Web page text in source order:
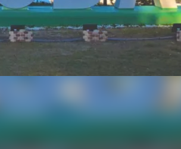
CAMPFIREふるさと納税